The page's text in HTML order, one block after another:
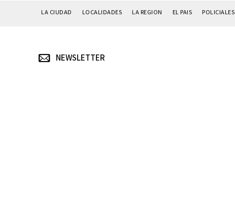
LA CIUDAD LOCALIDADES LA REGION EL PAIS POLICIALES
NEWSLETTER